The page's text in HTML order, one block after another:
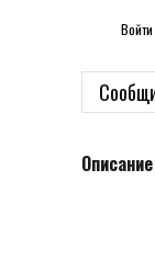
Войти
Описание